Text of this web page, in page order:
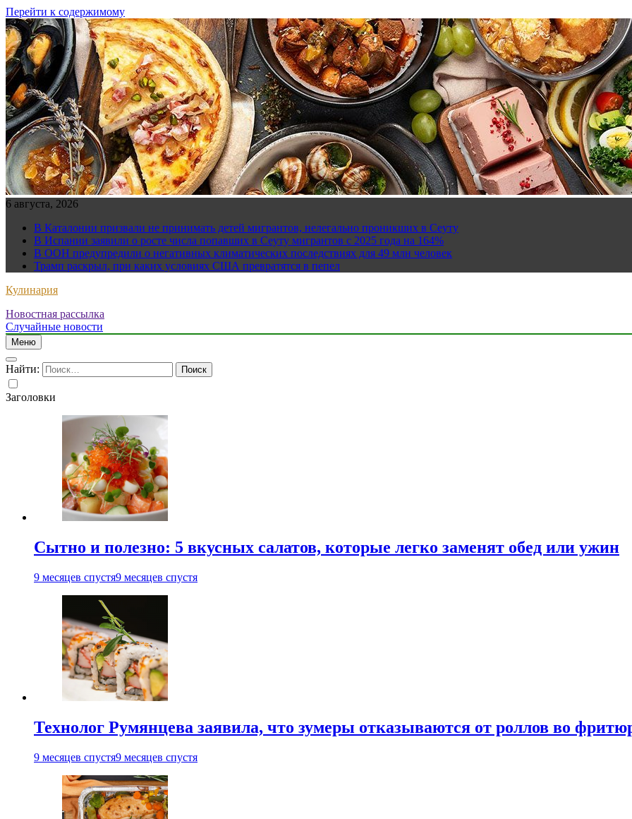
Перейти к содержимому
6 августа, 2026
В Каталонии призвали не принимать детей мигрантов, нелегально проникших в Сеуту
В Испании заявили о росте числа попавших в Сеуту мигрантов с 2025 года на 164%
В ООН предупредили о негативных климатических последствиях для 49 млн человек
Трамп раскрыл, при каких условиях США превратятся в пепел
Кулинария
Новостная рассылка
Случайные новости
Меню
Найти:
Заголовки
Сытно и полезно: 5 вкусных салатов, которые легко заменят обед или ужин
9 месяцев спустя9 месяцев спустя
Технолог Румянцева заявила, что зумеры отказываются от роллов во
9 месяцев спустя9 месяцев спустя